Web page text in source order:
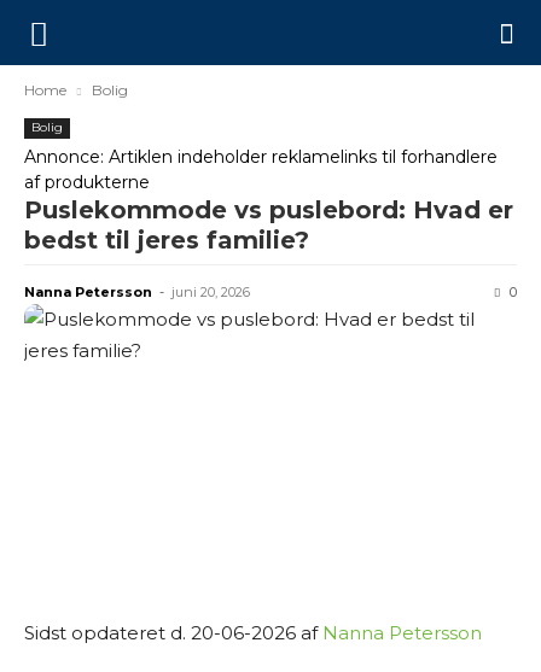
Home Bolig
Bolig
Annonce: Artiklen indeholder reklamelinks til forhandlere
af produkterne
Puslekommode vs puslebord: Hvad er
bedst til jeres familie?
Nanna Petersson - juni 20, 2026 0
Sidst opdateret d. 20-06-2026 af Nanna Petersson